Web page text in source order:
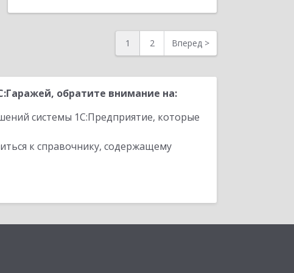
1 2 Вперед >
обратите внимание на:
системы 1С:Предприятие, которые
к справочнику, содержащему